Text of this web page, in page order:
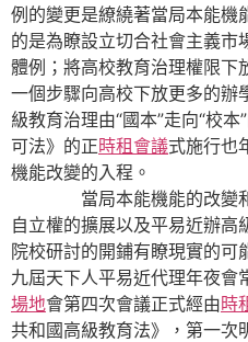
例的變更是繚繞著當局本能機
的是為瞭設立切合社會主義市
體例；將高校教育治理權限下
一個步驟向高校下放更多的辦
級教育治理由“國本”走向“校
可法》的正時租會議式施行也
機能改變的入程。
當局本能機能的改變和
自立權的擴展以及平易近辦
院校研討的開鋪有瞭現實的
九屆天下人平易近代理年夜會
場地會第四次會議正式經由時
共和國高級教育法》，第一次